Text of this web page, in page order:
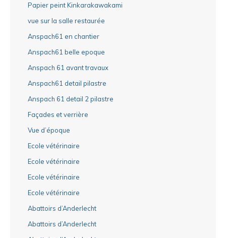
Papier peint Kinkarakawakami
vue sur la salle restaurée
Anspach61 en chantier
Anspach61 belle epoque
Anspach 61 avant travaux
Anspach61 detail pilastre
Anspach 61 detail 2 pilastre
Façades et verrière
Vue d’époque
Ecole vétérinaire
Ecole vétérinaire
Ecole vétérinaire
Ecole vétérinaire
Abattoirs d’Anderlecht
Abattoirs d’Anderlecht